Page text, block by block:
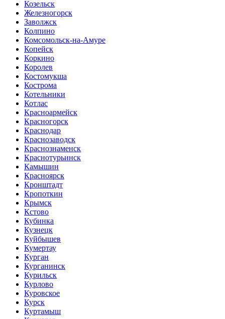
Козельск
Железногорск
Заволжск
Колпино
Комсомольск-на-Амуре
Копейск
Коркино
Королев
Костомукша
Кострома
Котельники
Котлас
Красноармейск
Красногорск
Краснодар
Краснозаводск
Краснознаменск
Краснотурьинск
Камышин
Красноярск
Кронштадт
Кропоткин
Крымск
Кстово
Кубинка
Кузнецк
Куйбышев
Кумертау
Курган
Курганинск
Курильск
Курлово
Куровское
Курск
Куртамыш